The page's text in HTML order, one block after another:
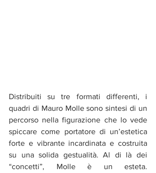
Distribuiti su tre formati differenti, i
quadri di Mauro Molle sono sintesi di un
percorso nella figurazione che lo vede
spiccare come portatore di un’estetica
forte e vibrante incardinata e costruita
su una solida gestualità. Al di là dei
“concetti”, Molle è un esteta.